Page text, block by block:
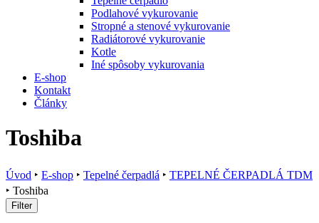
Podlahové vykurovanie
Stropné a stenové vykurovanie
Radiátorové vykurovanie
Kotle
Iné spôsoby vykurovania
E-shop
Kontakt
Články
Toshiba
Úvod ‣ E-shop ‣ Tepelné čerpadlá ‣ TEPELNÉ ČERPADLÁ TDM
‣ Toshiba
Filter